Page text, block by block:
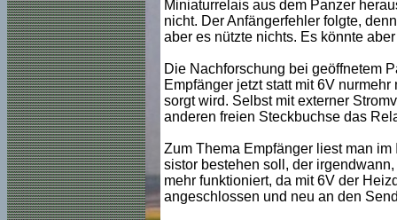
Miniaturrelais aus dem Panzer
nicht. Der Anfängerfehler folgte,
aber es nützte nichts. Es könnte
Die Nachforschung bei geöffnetem
Empfänger jetzt statt mit 6V
sorgt wird. Selbst mit externer
anderen freien Steckbuchse das
Zum Thema Empfänger liest man
sistor bestehen soll, der
mehr funktioniert, da mit 6V der
angeschlossen und neu an den